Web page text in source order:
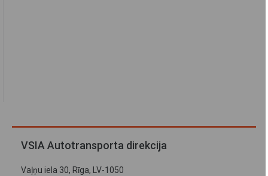
VSIA Autotransporta direkcija
Vaļņu iela 30, Rīga, LV-1050